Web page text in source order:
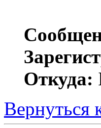
Откуда:
Вернуться